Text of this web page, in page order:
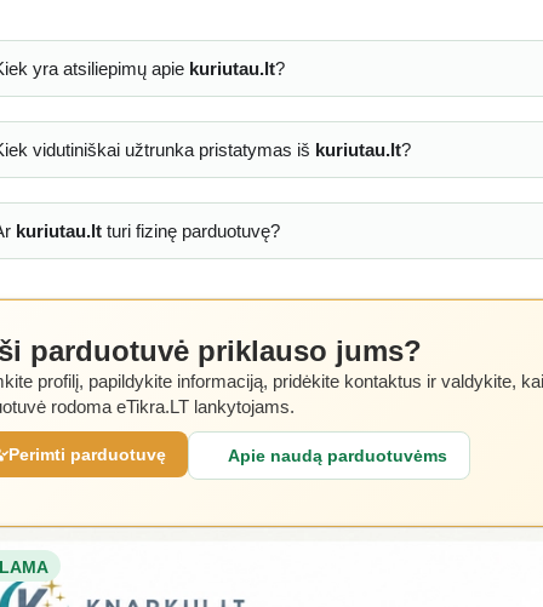
yra atsiliepimų apie kuriutau.lt?
vidutiniškai užtrunka pristatymas iš kuriutau.lt?
kuriutau.ltturi fizinę parduotuvę?
parduotuvė priklauso jums?
profilį, papildykite informaciją, pridėkite kontaktus ir valdykite,
rodoma eTikra.LT lankytojams.
Perimti parduotuvę Apie naudą parduotuvėms